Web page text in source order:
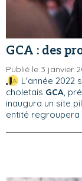
GCA : des
Publié le 3 janvier
L'année 2022
choletais GCA,
inaugura un site
entité regroupera